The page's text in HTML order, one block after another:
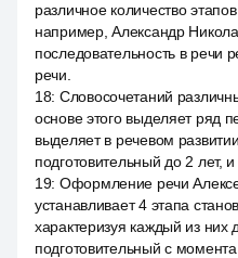
различное количество
например, Александр
последовательность в речи
речи.
18: Словосочетаний
основе этого выделяет ряд
выделяет в речевом
подготовительный до 2 лет,
19: Оформление речи
устанавливает 4 этапа
характеризуя каждый из них
подготовительный с